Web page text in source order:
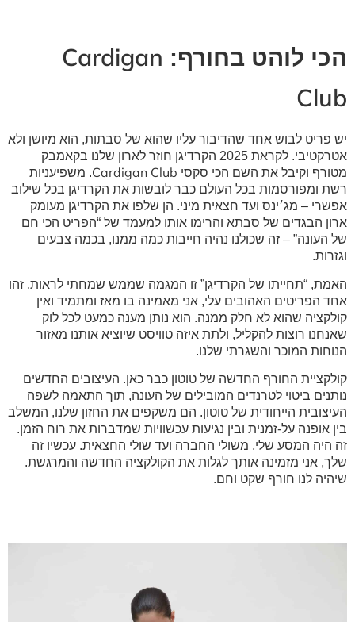
הכי לוהט בחורף: Cardigan
Club
יש פריט לבוש אחד שהדיבור עליו שהוא של סבתות, הוא מיושן ולא
אטרקטיבי. לקראת 2025 הקרדיגן חוזר לארון שלנו בקאמבק
מטורף וקיבל את השם הכי סקסי Cardigan Club. משפיעניות
רשת ומפורסמות בכל העולם כבר לובשות את הקרדיגן בכל שילוב
אפשרי – מג׳ינס ועד חצאית מיני. הן שלפו את הקרדיגן מעומק
ארון הבגדים של סבתא והרימו אותו למעמד של “הפריט הכי חם
של העונה” – זה שכולנו נהיה חייבות כמה ממנו, בכמה צבעים
וגזרות.
האמת, “תחייתו של הקרדיגן” זו המגמה שממש שמחתי לראות. זהו
אחד הפריטים האהובים עלי, אני מאמינה בו מאז ומתמיד ואין
קולקציה שהוא לא חלק ממנה. הוא נותן מענה כמעט לכל לוק
שאנחנו רוצות להקליל, ולתת איזה טוויסט שיוציא אותנו מאזור
הנוחות המוכר והשגרתי שלנו.
קולקציית החורף החדשה של טוטון כבר כאן. העיצובים החדשים
נותנים ביטוי לטרנדים המובילים של העונה, תוך התאמה לשפה
העיצובית הייחודית של טוטון. הם משקפים את החזון שלנו, המשלב
בין אופנה על-זמנית ובין נגיעות עכשוויות שמדברות את רוח הזמן.
זה היה המסע שלי, משולי החברה ועד שולי החצאית. עכשיו זה
שלך, אני מזמינה אותך לגלות את הקולקציה החדשה והמרגשת.
שיהיה לנו חורף שקט וחם.